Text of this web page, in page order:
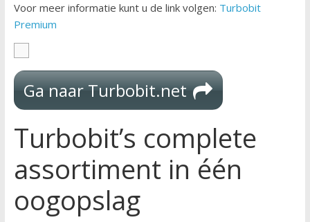
Voor meer informatie kunt u de link volgen: Turbobit
Premium
Ga naar Turbobit.net
Turbobit’s complete
assortiment in één
oogopslag